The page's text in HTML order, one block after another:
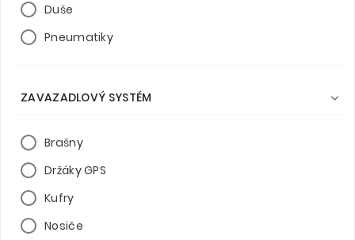
Duše
Pneumatiky
ZAVAZADLOVÝ SYSTÉM 
Brašny
Držáky GPS
Kufry
Nosiče